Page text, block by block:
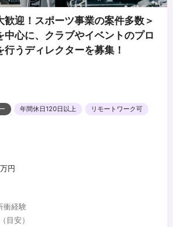
歓迎！スポーツ事業の案件多数＞
中心に、クラブやイベントのプロ
うディレクターを募集！
年間休日120日以上
リモートワーク可
円
衝経験
目安）